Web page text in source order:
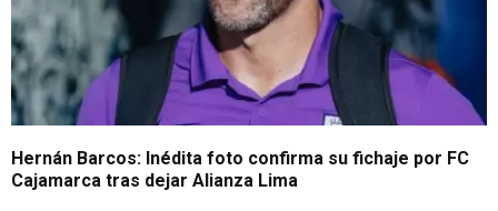
Hernán Barcos: Inédita foto confirma su fichaje por FC
Cajamarca tras dejar Alianza Lima